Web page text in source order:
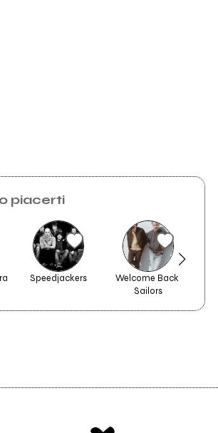
piacerti
Speedjackers
Welcome Back
Sailors